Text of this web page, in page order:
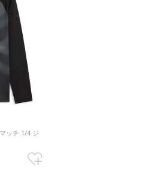
ッチ 1/4 ジ